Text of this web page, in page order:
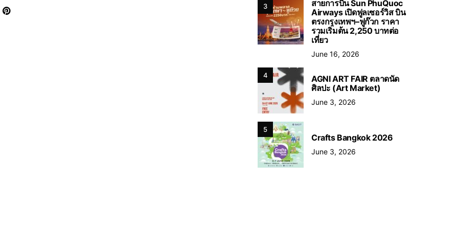
3
สายการบิน Sun PhuQuoc
Airways เปิดฟูลเซอร์วิส บิน
ตรงกรุงเทพฯ–ฟูก๊วก ราคา
รวมเริ่มต้น 2,250 บาทต่อ
เที่ยว
June 16, 2026
4
AGNI ART FAIR ตลาดนัด
ศิลปะ (Art Market)
June 3, 2026
5
Crafts Bangkok 2026
June 3, 2026